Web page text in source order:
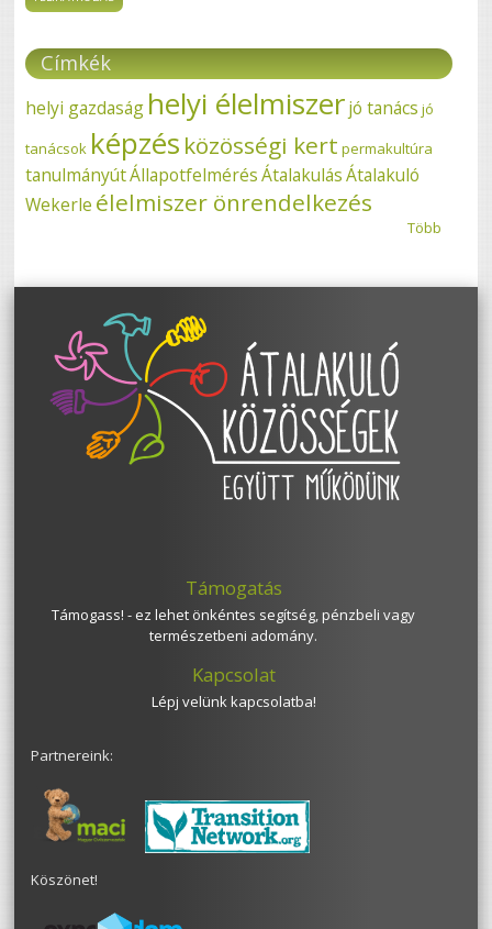
Címkék
helyi gazdaság helyi élelmiszerjó tanács jó
tanácsok képzés közösségi kert permakultúra
tanulmányútÁllapotfelmérés Átalakulás Átalakuló
Wekerle élelmiszer önrendelkezés
Több
Támogatás
Támogass! - ez lehet önkéntes segítség, pénzbeli vagy
természetbeni adomány.
Kapcsolat
Lépj velünk kapcsolatba!
Partnereink:
Köszönet!